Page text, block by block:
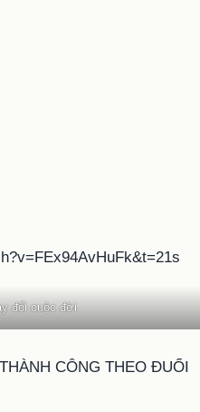
đổi cuộc đời
CÔNG THEO ĐUỔI